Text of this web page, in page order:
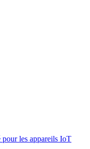
les appareils IoT